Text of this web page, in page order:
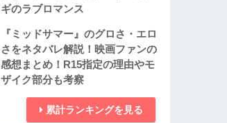
ギのラブロマンス
『ミッドサマー』のグロさ・エロ
さをネタバレ解説！映画ファンの
感想まとめ！R15指定の理由やモ
ザイク部分も考察
累計ランキングを見る